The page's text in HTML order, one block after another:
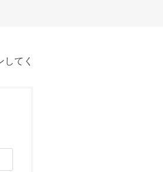
てく